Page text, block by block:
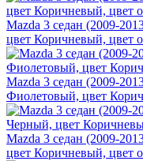
Mazda 3 седан (2009-
цвет Коричневый, цвет
Mazda 3 седан (2009-
Фиолетовый, цвет
Mazda 3 седан (2009-
цвет Коричневый, цвет